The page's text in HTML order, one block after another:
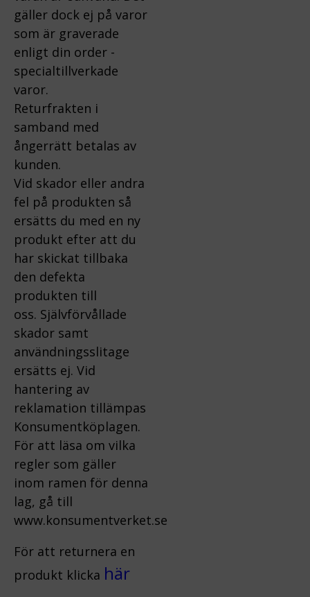
gäller dock ej på varor
som är graverade
enligt din order -
specialtillverkade
varor.
Returfrakten i
samband med
ångerrätt betalas av
kunden.
Vid skador eller andra
fel på produkten så
ersätts du med en ny
produkt efter att du
har skickat tillbaka
den defekta
produkten till
oss. Självförvållade
skador samt
användningsslitage
ersätts ej. Vid
hantering av
reklamation tillämpas
Konsumentköplagen.
För att läsa om vilka
regler som gäller
inom ramen för denna
lag, gå till
www.konsumentverket.se
För att returnera en
produkt klicka här